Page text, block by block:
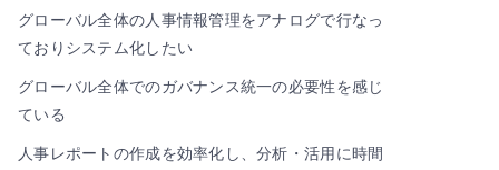
グローバル全体の人事情報管理をアナログで行なっ
ておりシステム化したい
グローバル全体でのガバナンス統一の必要性を感じ
ている
人事レポートの作成を効率化し、分析・活用に時間